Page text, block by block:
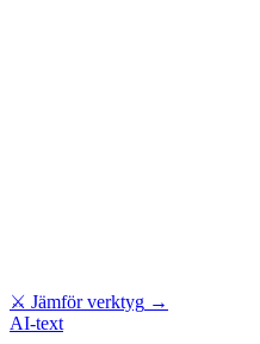
⚔ Jämför verktyg →
AI-text